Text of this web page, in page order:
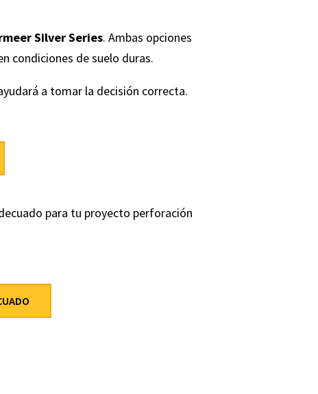
Silver Series. Ambas opciones
condiciones de suelo duras.
a tomar la decisión correcta.
para tu proyecto perforación